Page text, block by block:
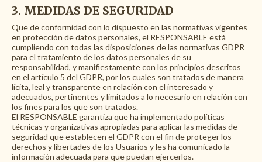
3. MEDIDAS DE SEGURIDAD
Que de conformidad con lo dispuesto en las normativas vigentes
en protección de datos personales, el RESPONSABLE está
cumpliendo con todas las disposiciones de las normativas GDPR
para el tratamiento de los datos personales de su
responsabilidad, y manifiestamente con los principios descritos
en el artículo 5 del GDPR, por los cuales son tratados de manera
lícita, leal y transparente en relación con el interesado y
adecuados, pertinentes y limitados a lo necesario en relación con
los fines para los que son tratados.
El RESPONSABLE garantiza que ha implementado políticas
técnicas y organizativas apropiadas para aplicar las medidas de
seguridad que establecen el GDPR con el fin de proteger los
derechos y libertades de los Usuarios y les ha comunicado la
información adecuada para que puedan ejercerlos.